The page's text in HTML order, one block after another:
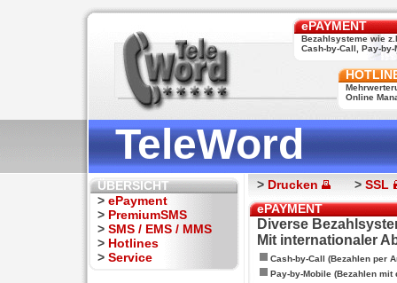
ePAYMENT
Bezahlsysteme wie
Cash-by-Call, Pay-by-
Online
TeleWord
ÜBERSICHT
> ePayment
> PremiumSMS
> SMS / EMS / MMS
> Hotlines
> Service
> Drucken > SSL
ePAYMENT
Diverse
Mit internationaler
Cash-by-Call (Bezahlen per
Pay-by-Mobile (Bezahlen mit